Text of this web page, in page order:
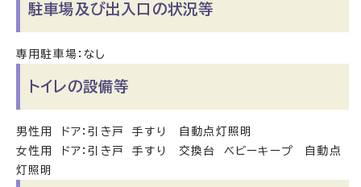
駐車場及び出入口の状況等
専用駐車場：なし
トイレの設備等
男性用 ドア：引き戸 手すり 自動点灯照明
女性用 ドア：引き戸 手すり 交換台 ベビーキープ 自動点
灯照明